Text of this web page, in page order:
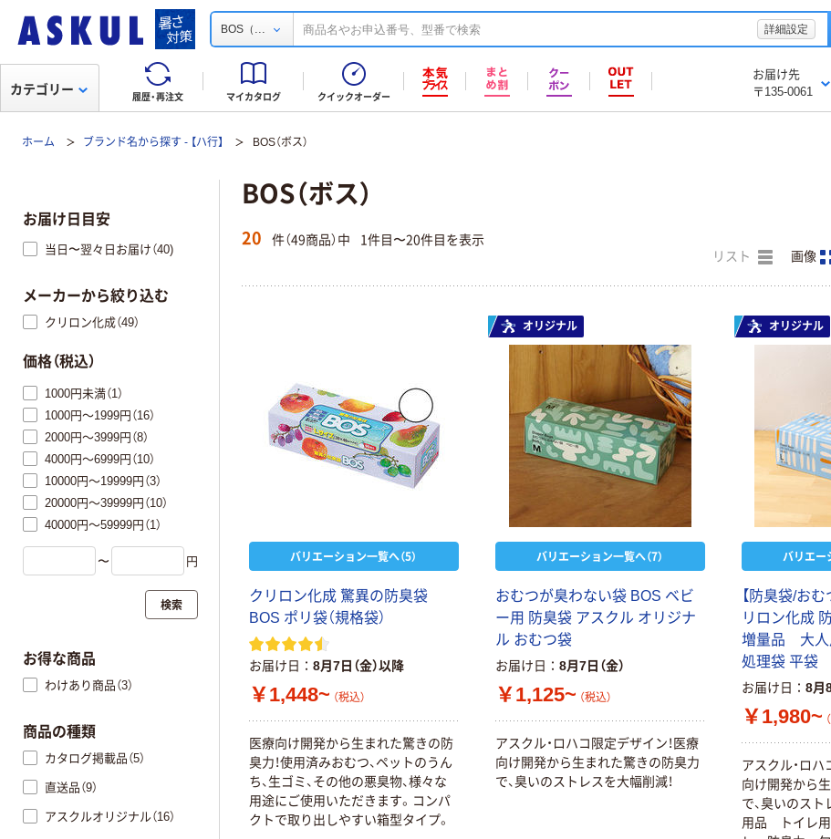
BOS（ ... 詳細設定
履歴・再注文 マイカタログ クイックオーダー
お届け先
〒135-0061
カテゴリー
ホーム ブランド名から探す - 【ハ行】 BOS（ボス）
BOS（ボス）
20 件（49商品）中 1件目〜20件目を表示
リスト 画像
バリエーション一覧へ（5）
クリロン化成 驚異の防臭袋
BOS ポリ袋（規格袋）
お届け日 8月7日（金）以降
￥1,448~ （税込）
医療向け開発から生まれた驚きの防
臭力！使用済みおむつ、ペットのうん
ち、生ゴミ、その他の悪臭物、様々な
用途にご使用いただきます。コンパ
クトで取り出しやすい箱型タイプ。
オリジナル
バリエーション一覧へ（7）
おむつが臭わない袋 BOS ベビ
ー用 防臭袋 アスクル オリジナ
ル おむつ袋
お届け日 8月7日（金）
￥1,125~ （税込）
アスクル・ロハコ限定デザイン！医療
向け開発から生まれた驚きの防臭力
で、臭いのストレスを大幅削減！
オリジナル
バリエー
【防臭袋/お
リロン化成
増量品 大人
処理袋 平袋
お届け日 8月8
￥1,980~
アスクル・ロハ
向け開発から
で、臭いのスト
用品 トイレ
お届け日目安
当日〜翌々日お届け（40)
メーカーから絞り込む
クリロン化成（49）
価格（税込）
1000円未満（1）
1000円～1999円（16）
2000円～3999円（8）
4000円～6999円（10）
10000円～19999円（3）
20000円～39999円（10）
40000円～59999円（1）
〜 円
検索
お得な商品
わけあり商品（3）
商品の種類
カタログ掲載品（5）
直送品（9）
アスクルオリジナル（16）